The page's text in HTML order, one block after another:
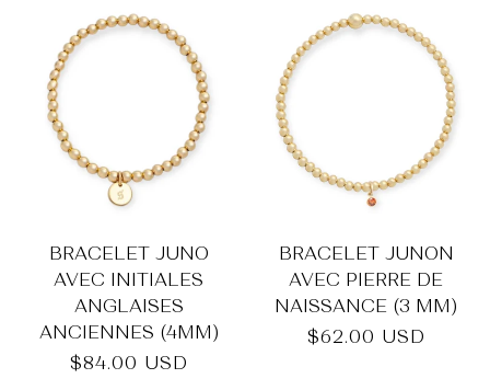
BRACELET JUNO
AVEC INITIALES
ANGLAISES
ANCIENNES (4MM)
Prix
$84.00 USD
BRACELET JUNON
AVEC PIERRE DE
NAISSANCE (3 MM)
Prix
$62.00 USD